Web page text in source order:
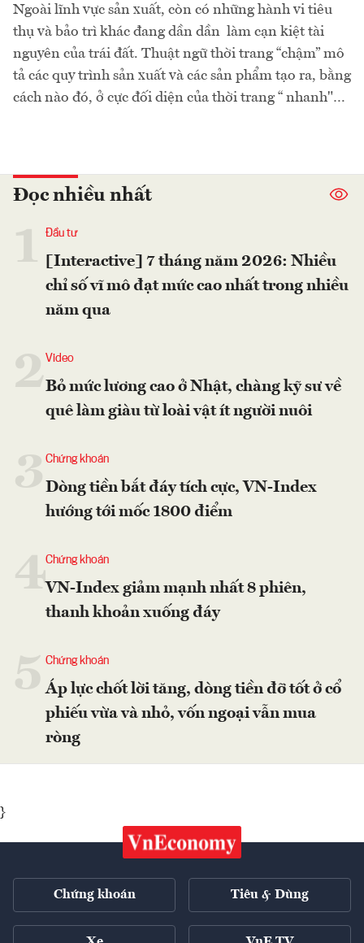
Ngoài lĩnh vực sản xuất, còn có những hành vi tiêu
thụ và bảo trì khác đang dần dần làm cạn kiệt tài
nguyên của trái đất. Thuật ngữ thời trang “chậm” mô
tả các quy trình sản xuất và các sản phẩm tạo ra, bằng
cách nào đó, ở cực đối diện của thời trang “ nhanh"…
Đọc nhiều nhất
Đầu tư
[Interactive] 7 tháng năm 2026: Nhiều
chỉ số vĩ mô đạt mức cao nhất trong nhiều
năm qua
2Video
Bỏ mức lương cao ở Nhật, chàng kỹ sư về
quê làm giàu từ loài vật ít người nuôi
Chứng khoán
Dòng tiền bắt đáy tích cực, VN-Index
hướng tới mốc 1800 điểm
4Chứng khoán
VN-Index giảm mạnh nhất 8 phiên,
thanh khoản xuống đáy
Chứng khoán
Áp lực chốt lời tăng, dòng tiền đỡ tốt ở cổ
phiếu vừa và nhỏ, vốn ngoại vẫn mua
ròng
}
Chứng khoán Tiêu & Dùng